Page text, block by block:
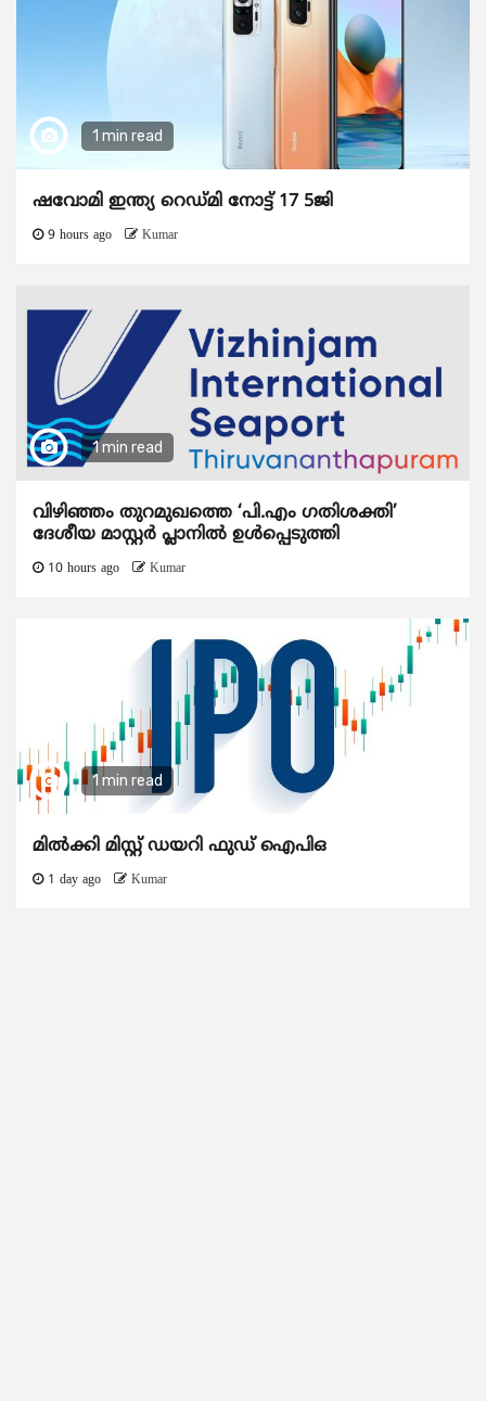
1 min read
ഷവോമി ഇന്ത്യ റെഡ്മി നോട്ട് 17 5ജി
9 hours ago Kumar
1 min read
വിഴിഞ്ഞം തുറമുഖത്തെ ‘പി.എം ഗതിശക്തി’
ദേശീയ മാസ്റ്റർ പ്ലാനിൽ ഉൾപ്പെടുത്തി
10 hours ago Kumar
1 min read
മിൽക്കി മിസ്റ്റ് ഡയറി ഫുഡ് ഐപിഒ
1 day ago Kumar